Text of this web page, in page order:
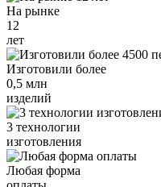
На рынке
12
лет
Изготовили более
0,5 млн
изделий
3 технологии
изготовления
Любая форма